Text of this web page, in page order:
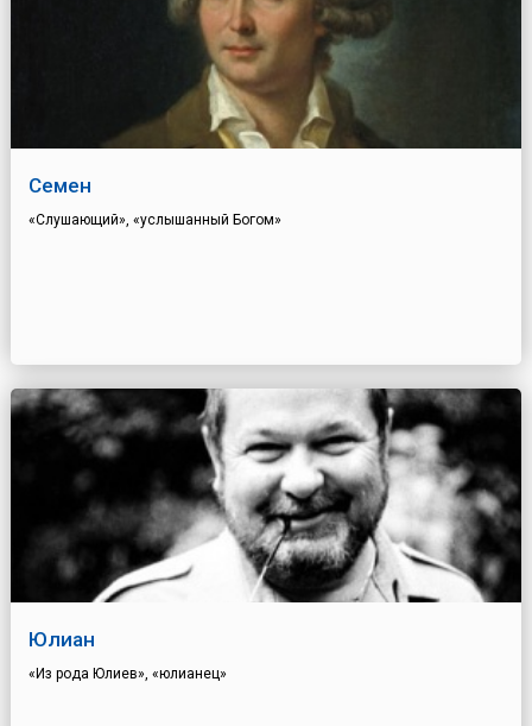
Семен
«Слушающий», «услышанный Богом»
Юлиан
«Из рода Юлиев», «юлианец»